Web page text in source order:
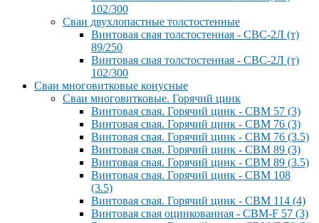
102/300
Сваи двухлопастные толстостенные
Винтовая свая толстостенная - СВС-2Л (т)
89/250
Винтовая свая толстостенная - СВС-2Л (т)
102/300
Сваи многовитковые конусные
Сваи многовитковые. Горячий цинк
Винтовая свая. Горячий цинк - СВМ 57 (3)
Винтовая свая. Горячий цинк - СВМ 76 (3)
Винтовая свая. Горячий цинк - СВМ 76 (3.5)
Винтовая свая. Горячий цинк - СВМ 89 (3)
Винтовая свая. Горячий цинк - СВМ 89 (3.5)
Винтовая свая. Горячий цинк - СВМ 108
(3.5)
Винтовая свая. Горячий цинк - СВМ 114 (4)
Винтовая свая оцинкованная - СВМ-F 57 (3)